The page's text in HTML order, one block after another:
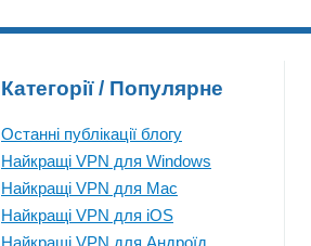
Категорії / Популярне
Останні публікації блогу
Найкращі VPN для Windows
Найкращі VPN для Mac
Найкращі VPN для iOS
Найкращі VPN для Андроїд